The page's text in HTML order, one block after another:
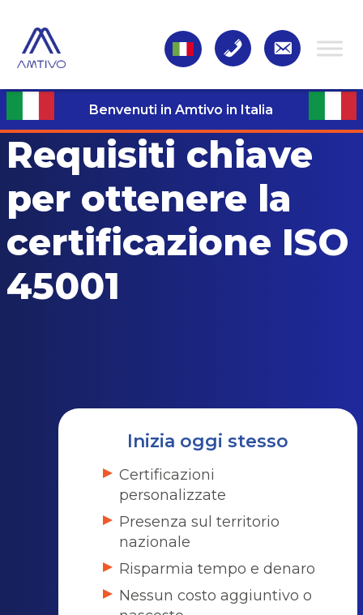
Benvenuti in Amtivo in Italia
Requisiti chiave
per ottenere la
certificazione ISO
45001
Inizia oggi stesso
Certificazioni
personalizzate
Presenza sul territorio
nazionale
Risparmia tempo e denaro
Nessun costo aggiuntivo o